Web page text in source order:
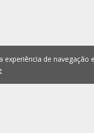
de navegação